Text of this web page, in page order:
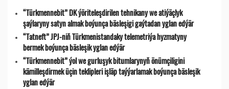
“Türkmennebit” DK ýöriteleşdirilen tehnikany we atiýäçlyk
şaýlaryny satyn almak boýunça bäsleşigi gaýtadan yglan edýär
“Tatneft” JPJ-niň Türkmenistandaky telemetriýa hyzmatyny
bermek boýunça bäsleşik yglan edýär
“Türkmennebit” ýol we gurluşyk bitumlarynyň önümçiligini
kämilleşdirmek üçin teklipleri işläp taýýarlamak boýunça bäsleşik
yglan edýär